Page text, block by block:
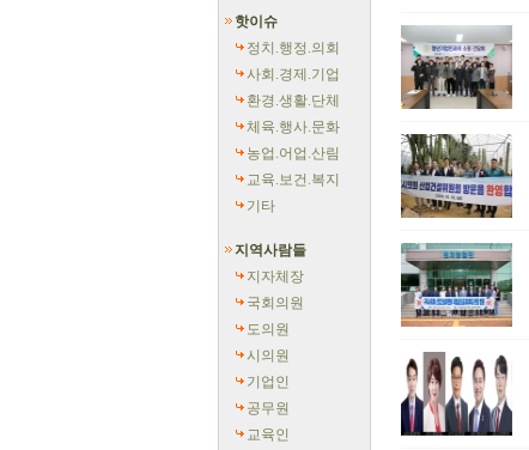
핫이슈
정치.행정.의회
사회.경제.기업
환경.생활.단체
체육.행사.문화
농업.어업.산림
교육.보건.복지
기타
지역사람들
지자체장
국회의원
도의원
시의원
기업인
공무원
교육인